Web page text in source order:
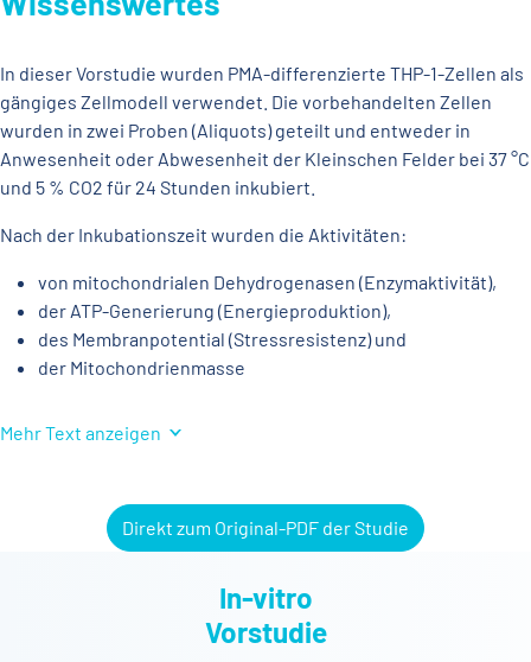
In dieser Vorstudie wurden PMA-differenzierte THP-1-Zellen als
gängiges Zellmodell verwendet. Die vorbehandelten Zellen
wurden in zwei Proben (Aliquots) geteilt und entweder in
Anwesenheit oder Abwesenheit der Kleinschen Felder bei 37 °C
und 5 % CO2 für 24 Stunden inkubiert.
Nach der Inkubationszeit wurden die Aktivitäten:
von mitochondrialen Dehydrogenasen (Enzymaktivität),
der ATP-Generierung (Energieproduktion),
des Membranpotential (Stressresistenz) und
der Mitochondrienmasse
den Stressoren H₂O₂, Valinomycin (verursacht Zusammenbruch
des mitochondrialen Membranpotentials) oder
Lipopolysaccharid von Escherichia coli (LPS, führt
konzentrationsabhängig zur Mitochondrienschädigung)
ausgesetzt und die jeweiligen Reaktionen dokumentiert.
Mehr Text anzeigen
Direkt zum Original-PDF der Studie
In-vitro
Vorstudie